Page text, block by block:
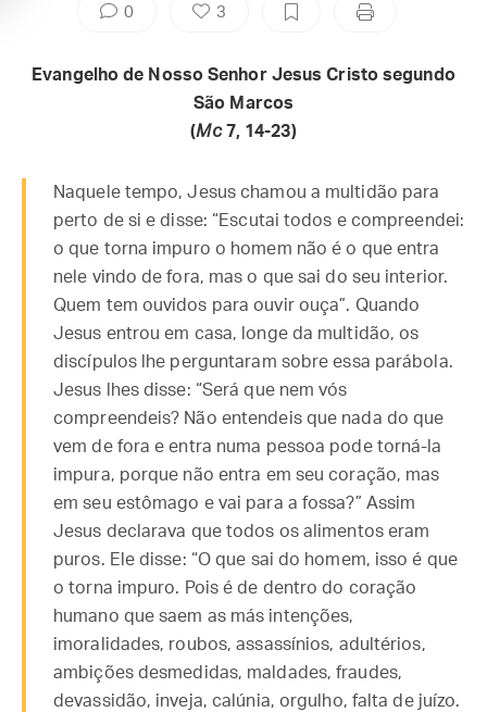
0 3
Evangelho de Nosso Senhor Jesus Cristo segundo
São Marcos
(Mc7, 14-23)
Naquele tempo, Jesus chamou a multidão para
perto de si e disse: “Escutai todos e compreendei:
o que torna impuro o homem não é o que entra
nele vindo de fora, mas o que sai do seu interior.
Quem tem ouvidos para ouvir ouça”. Quando
Jesus entrou em casa, longe da multidão, os
discípulos lhe perguntaram sobre essa parábola.
Jesus lhes disse: “Será que nem vós
compreendeis? Não entendeis que nada do que
vem de fora e entra numa pessoa pode torná-la
impura, porque não entra em seu coração, mas
em seu estômago e vai para a fossa?” Assim
Jesus declarava que todos os alimentos eram
puros. Ele disse: “O que sai do homem, isso é que
o torna impuro. Pois é de dentro do coração
humano que saem as más intenções,
imoralidades, roubos, assassínios, adultérios,
ambições desmedidas, maldades, fraudes,
devassidão, inveja, calúnia, orgulho, falta de juízo.